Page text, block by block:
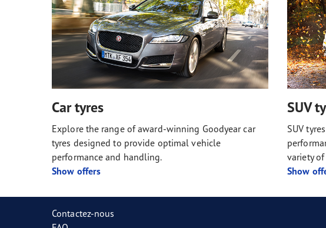
Car tyres
Explore the range of award-winning Goodyear car
tyres designed to provide optimal vehicle
performance and handling.
Show offers
SUV
SUV
variety
Show
Contactez-nous